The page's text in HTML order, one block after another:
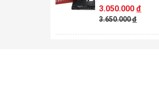
3.050.000đ
3.650.000đ